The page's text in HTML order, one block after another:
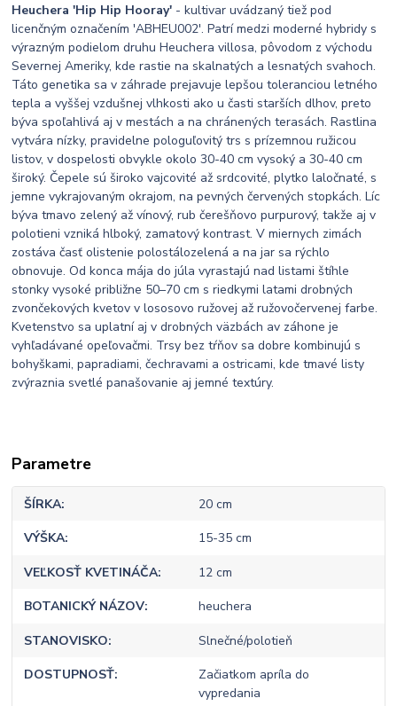
Heuchera 'Hip Hip Hooray' - kultivar uvádzaný tiež pod
licenčným označením 'ABHEU002'. Patrí medzi moderné hybridy s
výrazným podielom druhu Heuchera villosa, pôvodom z východu
Severnej Ameriky, kde rastie na skalnatých a lesnatých svahoch.
Táto genetika sa v záhrade prejavuje lepšou toleranciou letného
tepla a vyššej vzdušnej vlhkosti ako u časti starších dlhov, preto
býva spoľahlivá aj v mestách a na chránených terasách. Rastlina
vytvára nízky, pravidelne pologuľovitý trs s prízemnou ružicou
listov, v dospelosti obvykle okolo 30-40 cm vysoký a 30-40 cm
široký. Čepele sú široko vajcovité až srdcovité, plytko laločnaté, s
jemne vykrajovaným okrajom, na pevných červených stopkách. Líc
býva tmavo zelený až vínový, rub čerešňovo purpurový, takže aj v
polotieni vzniká hlboký, zamatový kontrast. V miernych zimách
zostáva časť olistenie polostálozelená a na jar sa rýchlo
obnovuje. Od konca mája do júla vyrastajú nad listami štíhle
stonky vysoké približne 50–70 cm s riedkymi latami drobných
zvončekových kvetov v lososovo ružovej až ružovočervenej farbe.
Kvetenstvo sa uplatní aj v drobných väzbách av záhone je
vyhľadávané opeľovačmi. Trsy bez tŕňov sa dobre kombinujú s
bohyškami, papradiami, čechravami a ostricami, kde tmavé listy
zvýraznia svetlé panašovanie aj jemné textúry.
Parametre
ŠÍRKA 20 cm
VÝŠKA 15-35 cm
VEĽKOSŤ KVETINÁČA 12 cm
BOTANICKÝ NÁZOV heuchera
STANOVISKO Slnečné/polotieň
DOSTUPNOSŤ
Začiatkom apríla do
vypredania